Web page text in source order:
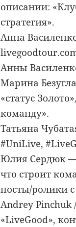
описании:
стратегия».
Анна
Анны
Марина
«статус
команду».
Татьяна
#UniLive,
Юлия Сердюк —
что строит
посты/ролики
Andrey
«LiveGood»,